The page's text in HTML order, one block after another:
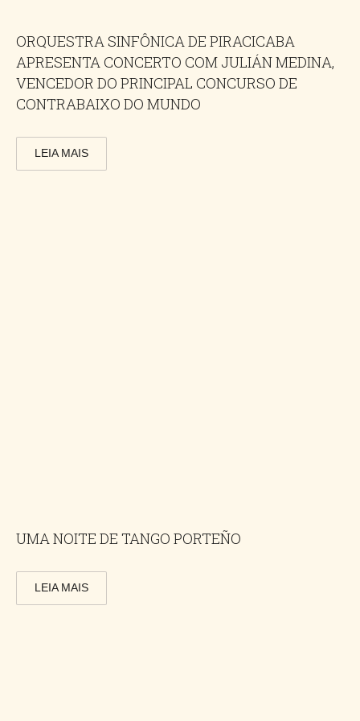
ORQUESTRA SINFÔNICA DE PIRACICABA
APRESENTA CONCERTO COM JULIÁN MEDINA,
VENCEDOR DO PRINCIPAL CONCURSO DE
CONTRABAIXO DO MUNDO
LEIA MAIS
UMA NOITE DE TANGO PORTEÑO
LEIA MAIS